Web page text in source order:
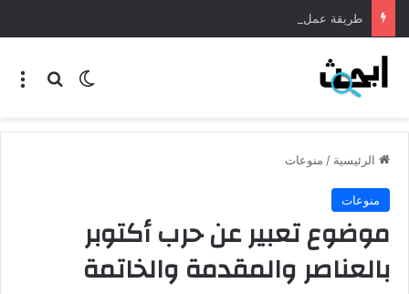
طريقة عمل المنسف الاردني
الرئيسية / منوعات
منوعات
موضوع تعبير عن حرب أكتوبر
بالعناصر والمقدمة والخاتمة